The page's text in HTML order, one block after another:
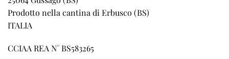
Prodotto nella cantina di Erbusco (BS)
ITALIA
CCIAA REA N° BS583265